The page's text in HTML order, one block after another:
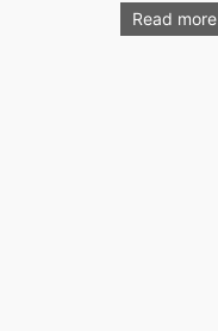
Read more